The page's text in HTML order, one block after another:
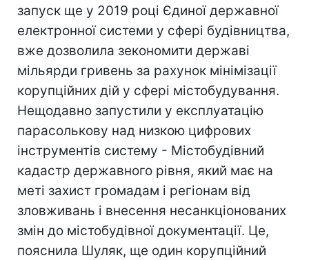
запуск ще у 2019 році Єдиної державної
електронної системи у сфері будівництва,
вже дозволила зекономити державі
мільярди гривень за рахунок мінімізації
корупційних дій у сфері містобудування.
Нещодавно запустили у експлуатацію
парасолькову над низкою цифрових
інструментів систему - Містобудівний
кадастр державного рівня, який має на
меті захист громадам і регіонам від
зловживань і внесення несанкціонованих
змін до містобудівної документації. Це,
пояснила Шуляк, ще один корупційний